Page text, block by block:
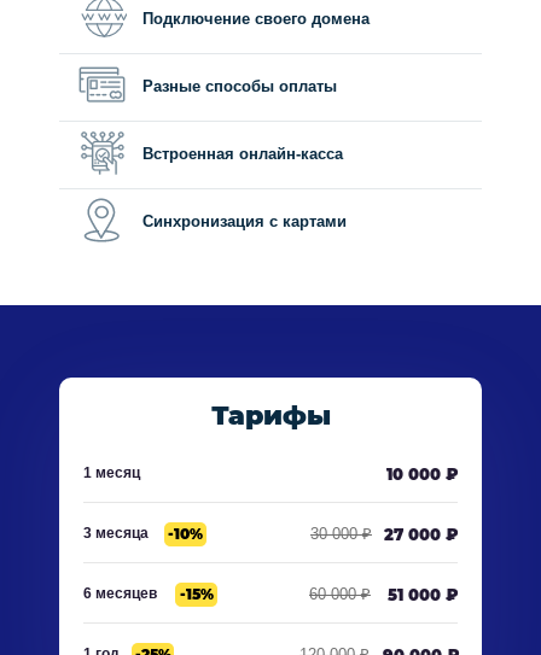
Подключение своего домена
Разные способы оплаты
Встроенная онлайн-касса
Синхронизация с картами
1 месяц 10 000 ₽
6 месяцев -15% 60 000 ₽ 51 000 ₽
3 месяца -10% 30 000 ₽ 27 000 ₽
Тарифы